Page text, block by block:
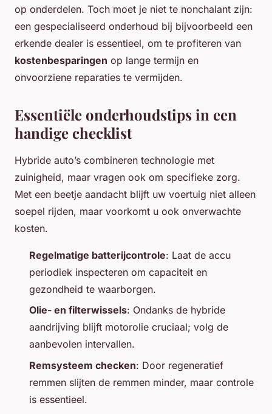
op onderdelen. Toch moet je niet te nonchalant zijn:
een gespecialiseerd onderhoud bij bijvoorbeeld een
erkende dealer is essentieel, om te profiteren van
kostenbesparingen op lange termijn en
onvoorziene reparaties te vermijden.
Essentiële onderhoudstips in een
handige checklist
Hybride auto’s combineren technologie met
zuinigheid, maar vragen ook om specifieke zorg.
Met een beetje aandacht blijft uw voertuig niet alleen
soepel rijden, maar voorkomt u ook onverwachte
kosten.
Regelmatige batterijcontrole: Laat de accu
periodiek inspecteren om capaciteit en
gezondheid te waarborgen.
Olie- en filterwissels: Ondanks de hybride
aandrijving blijft motorolie cruciaal; volg de
aanbevolen intervallen.
Remsysteem checken: Door regeneratief
remmen slijten de remmen minder, maar controle
is essentieel.